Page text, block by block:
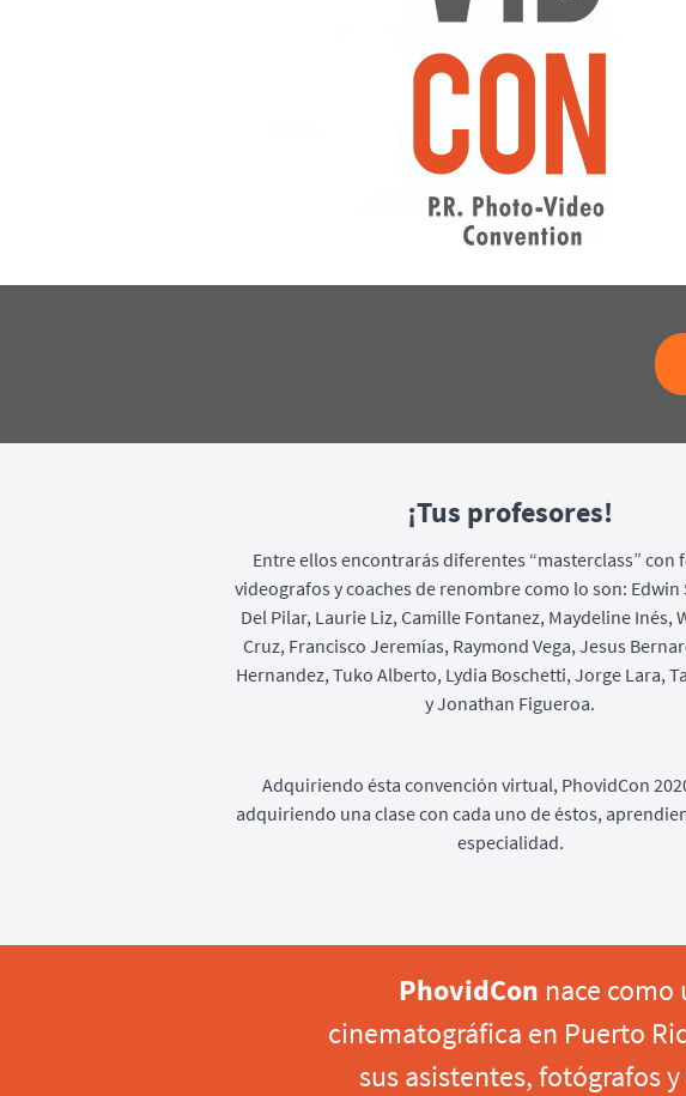
¡Tus profesores!
Entre ellos encontrarás diferentes “masterclass” con
videografos y coaches de renombre como lo son: Edwin
Del Pilar, Laurie Liz, Camille Fontanez, Maydeline Inés,
Cruz, Francisco Jeremías, Raymond Vega, Jesus
Hernandez, Tuko Alberto, Lydia Boschetti, Jorge Lara,
y Jonathan Figueroa.
Adquiriendo ésta convención virtual, PhovidCon
adquiriendo una clase con cada uno de éstos,
especialidad.
PhovidCon nace
cinematográfica en Puerto
sus asistentes, fotógrafos